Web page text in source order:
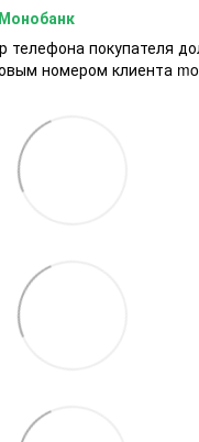
телефона покупателя
номером клиента